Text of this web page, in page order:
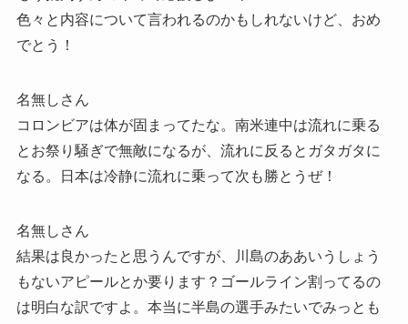
色々と内容について言われるのかもしれないけど、おめ
でとう！
名無しさん
コロンビアは体が固まってたな。南米連中は流れに乗る
とお祭り騒ぎで無敵になるが、流れに反るとガタガタに
なる。日本は冷静に流れに乗って次も勝とうぜ！
名無しさん
結果は良かったと思うんですが、川島のああいうしょう
もないアピールとか要ります？ゴールライン割ってるの
は明白な訳ですよ。本当に半島の選手みたいでみっとも